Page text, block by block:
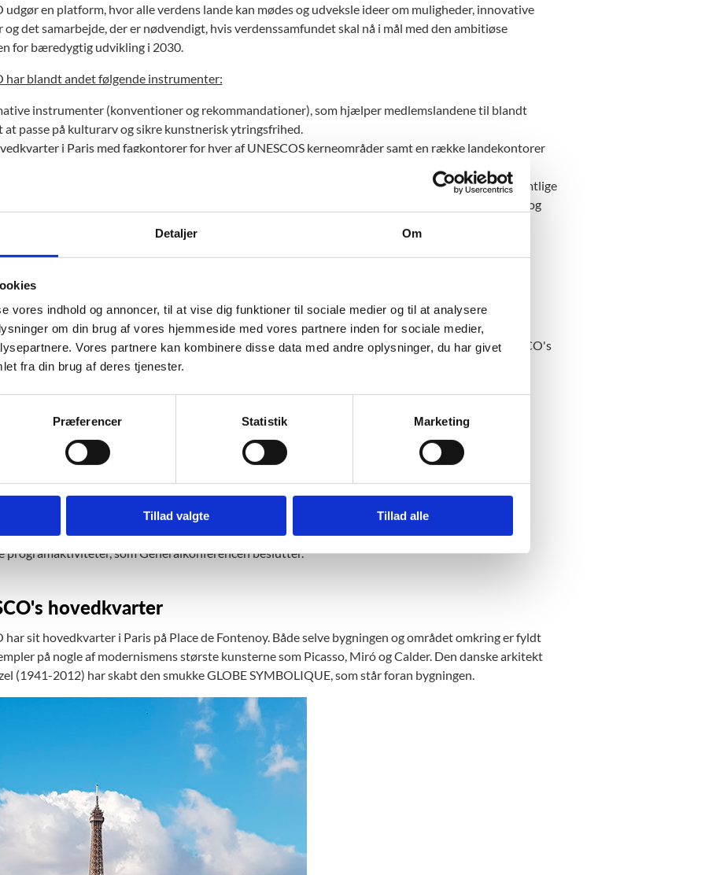
Detaljer Om
vores indhold og annoncer, til at vise dig funktioner til sociale medier og til at analysere
om din brug af vores hjemmeside med vores partnere inden for sociale medier,
Vores partnere kan kombinere disse data med andre oplysninger, du har givet
fra din brug af deres tjenester.
Præferencer Statistik Marketing
Tillad valgte Tillad alle
udgør en platform, hvor alle verdens lande kan mødes og udveksle ideer om muligheder, innovative
og det samarbejde, der er nødvendigt, hvis verdenssamfundet skal nå i mål med den ambitiøse
for bæredygtig udvikling i 2030.
har blandt andet følgende instrumenter:
instrumenter (konventioner og rekommandationer), som hjælper medlemslandene til blandt
at passe på kulturarv og sikre kunstnerisk ytringsfrihed.
i Paris med fagkontorer for hver af UNESCOS kerneområder samt en række landekontorer
institutter med globalt mandat og mellemstatslige kommissioner og programmer inden for samtlige
som for eksempel UNESCO's Havforskningskommission (IOC), Institut for livlang læring og
nationalkommissioner og stærke internationale netværk af ressourcepersoner inden for
kerneområder.
opbygning
organer i UNESCO er Generalkonferencen, Styrelsesrådet og et Sekretariat, der ledes af UNESCO's
mødes hvert andet år og består af repræsentanter fra alle UNESCO’s medlemslande.
retning for UNESCO’s arbejde
om aktiviteter og budget
medlemmer til styrelsesrådet
en generaldirektør hvert fjerde år
består af 58 medlemslande og mødes to gange årligt. Det står for at styre UNESCO og for at
programaktiviteter, som Generalkonferencen beslutter.
hovedkvarter
har sit hovedkvarter i Paris på Place de Fontenoy. Både selve bygningen og området omkring er fyldt
på nogle af modernismens største kunsterne som Picasso, Miró og Calder. Den danske arkitekt
(1941-2012) har skabt den smukke GLOBE SYMBOLIQUE, som står foran bygningen.